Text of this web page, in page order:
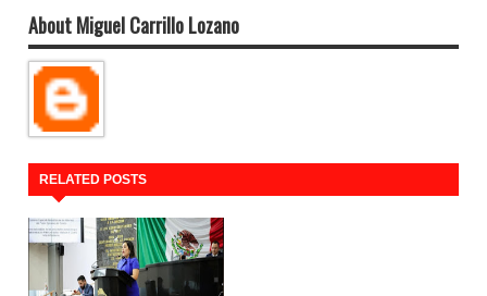
About Miguel Carrillo Lozano
RELATED POSTS